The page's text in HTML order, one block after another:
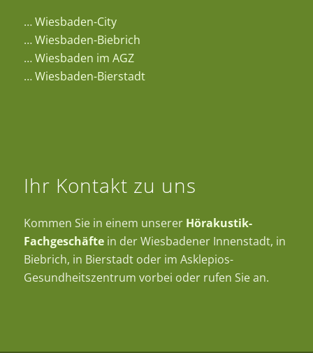
…Wiesbaden-City
…Wiesbaden-Biebrich
…Wiesbaden im AGZ
…Wiesbaden-Bierstadt
Ihr Kontakt zu uns
Kommen Sie in einem unserer Hörakustik-
Fachgeschäftein der Wiesbadener Innenstadt, in
Biebrich, in Bierstadt oder im Asklepios-
Gesundheitszentrum vorbei oder rufen Sie an.